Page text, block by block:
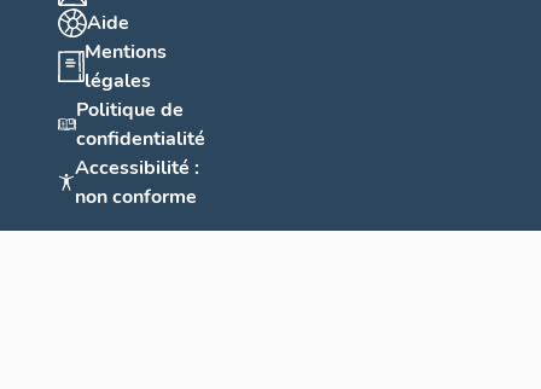
Aide
Mentions
légales
Politique de
confidentialité
Accessibilité :
non conforme